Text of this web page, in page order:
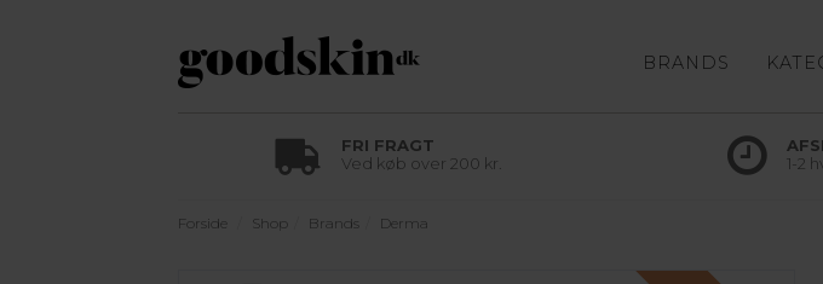
BRANDS
FRI FRAGT
Ved køb over 200 kr.
1-2
Forside Shop Brands Derma